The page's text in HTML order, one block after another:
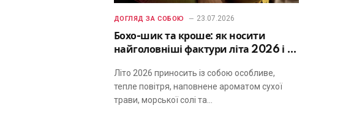
ДОГЛЯД ЗА СОБОЮ 23.07.2026
Бохо-шик та кроше: як носити
найголовніші фактури літа 2026 і не
Літо 2026 приносить із собою особливе,
тепле повітря, наповнене ароматом сухої
трави, морської солі та…